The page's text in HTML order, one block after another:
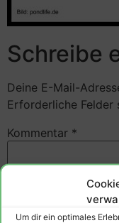
Um dir ein optimales
Schreibe
Deine E-Mail-
Erforderliche Felder
Kommentar *